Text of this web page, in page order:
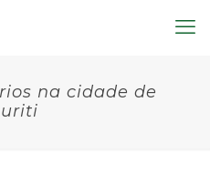
na cidade de